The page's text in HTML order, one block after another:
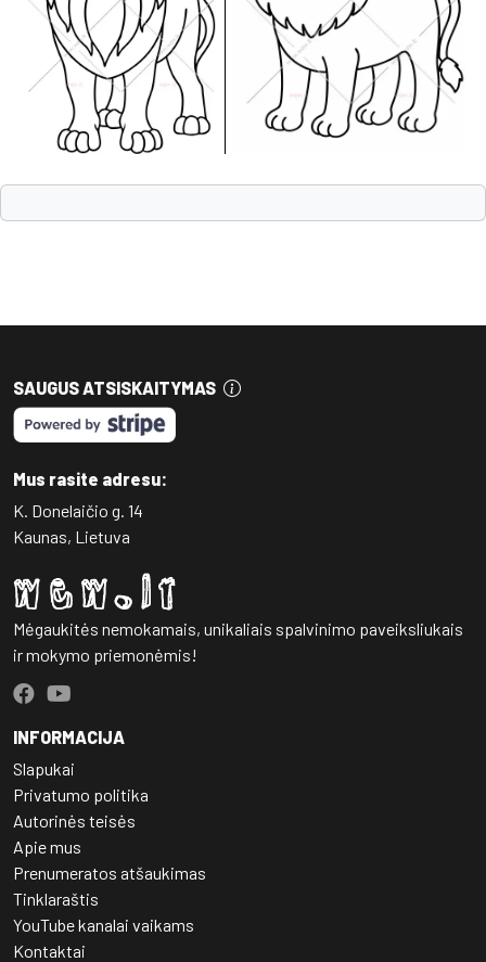
SAUGUS ATSISKAITYMAS
Mus rasite adresu:
K. Donelaičio g. 14
Kaunas, Lietuva
Mėgaukitės nemokamais, unikaliais spalvinimo paveiksliukais
ir mokymo priemonėmis!
INFORMACIJA
Slapukai
Privatumo politika
Autorinės teisės
Apie mus
Prenumeratos atšaukimas
Tinklaraštis
YouTube kanalai vaikams
Kontaktai